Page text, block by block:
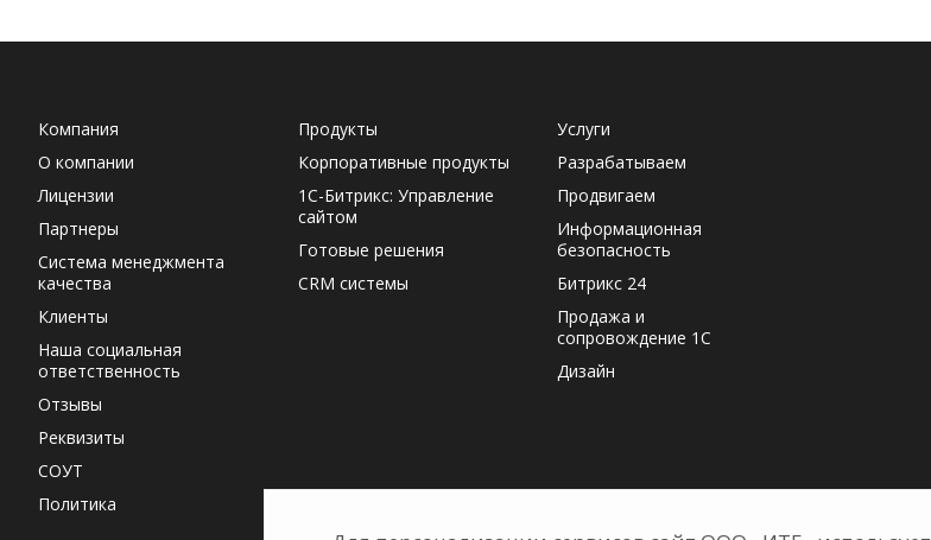
Компания
О компании
Лицензии
Партнеры
Система менеджмента
качества
Клиенты
Наша социальная
ответственность
Отзывы
Реквизиты
СОУТ
Политика
Продукты
Корпоративные продукты
1С-Битрикс: Управление
сайтом
Готовые решения
CRM системы
Услуги
Разрабатываем
Продвигаем
Информационная
безопасность
Битрикс 24
Продажа и
сопровождение 1С
Дизайн